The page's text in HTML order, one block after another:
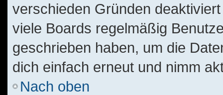
verschieden Gründen
viele Boards regelmäßig
geschrieben haben, um die
dich einfach erneut und nimm
Nach oben